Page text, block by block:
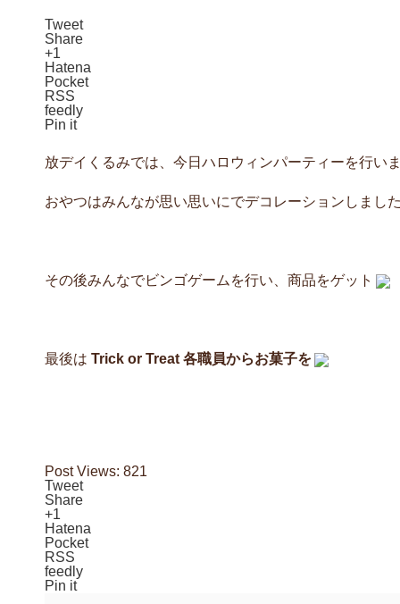
Tweet
Share
+1
Hatena
Pocket
RSS
feedly
Pin it
放デイくるみでは、今日ハロウィンパーティーを行い
おやつはみんなが思い思いにでデコレーションしまし
その後みんなでビンゴゲームを行い、商品をゲット
最後は Trick or Treat 各職員からお菓子を
Post Views: 821
Tweet
Share
+1
Hatena
Pocket
RSS
feedly
Pin it